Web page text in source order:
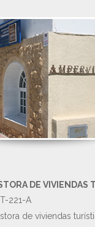
DE VIVIENDAS
221-A